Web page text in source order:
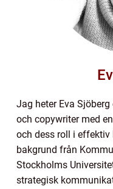
Jag heter Eva
och copywriter med
och dess roll i
bakgrund från
Stockholms
strategisk